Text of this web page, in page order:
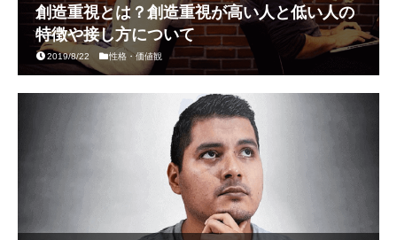
創造重視とは？創造重視が高い人と低い人の
特徴や接し方について
2019/8/22 性格・価値観